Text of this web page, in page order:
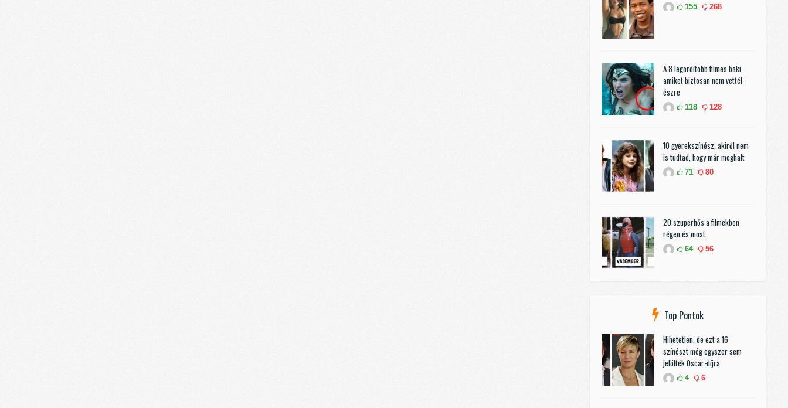
155 268
A 8 legordítóbb filmes baki,
amiket biztosan nem vettél
észre
118 128
10 gyerekszínész, akiről nem
is tudtad, hogy már meghalt
71 80
20 szuperhős a filmekben
régen és most
64 56
Top Pontok
Hihetetlen, de ezt a 16
színészt még egyszer sem
jelölték Oscar-díjra
4 6